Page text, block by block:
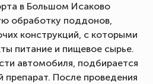
в Большом Исаково
обработку поддонов,
конструкций, с которыми
питание и пищевое сырье.
автомобиля, подбирается
После проведения